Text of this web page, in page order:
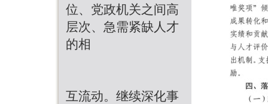
位、党政机关之间高
层次、急需紧缺人才
的相
互流动。继续深化事